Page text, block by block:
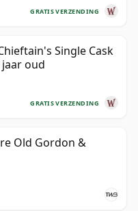
GRATIS VERZENDING
Single Cask
jaar oud
GRATIS VERZENDING
Old Gordon &